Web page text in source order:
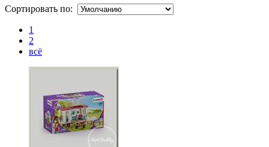
Сортировать по:
1
2
всё